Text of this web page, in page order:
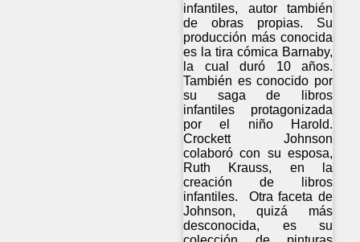
infantiles, autor también
de obras propias. Su
producción más conocida
es la tira cómica Barnaby,
la cual duró 10 años.
También es conocido por
su saga de libros
infantiles protagonizada
por el niño Harold.
Crockett Johnson
colaboró con su esposa,
Ruth Krauss, en la
creación de libros
infantiles. Otra faceta de
Johnson, quizá más
desconocida, es su